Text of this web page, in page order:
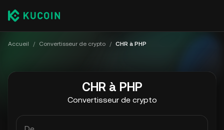
Accueil / Convertisseur de crypto / CHR à PHP
CHR à PHP
Convertisseur de crypto